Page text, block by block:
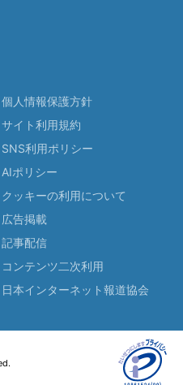
個人情報保護方針
サイト利用規約
SNS利用ポリシー
AIポリシー
クッキーの利用について
広告掲載
記事配信
コンテンツ二次利用
日本インターネット報道協会